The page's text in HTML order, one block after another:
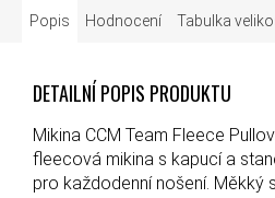
Popis Hodnocení Tabulka
DETAILNÍ POPIS PRODUKTU
Mikina CCM Team Fleece
fleecová mikina s kapucí a
pro každodenní nošení. Měkký